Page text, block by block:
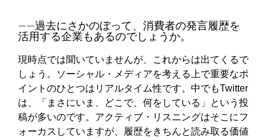
――過去にさかのぼって、消費者の発言履歴を
活用する企業もあるのでしょうか。
現時点では聞いていませんが、これからは出てくるで
しょう。ソーシャル・メディアを考える上で重要なポ
イントのひとつはリアルタイム性です。中でもTwitter
は、「まさにいま、どこで、何をしている」という投
稿が多いのです。アクティブ・リスニングはそこにフ
ォーカスしていますが、履歴をきちんと読み取る価値